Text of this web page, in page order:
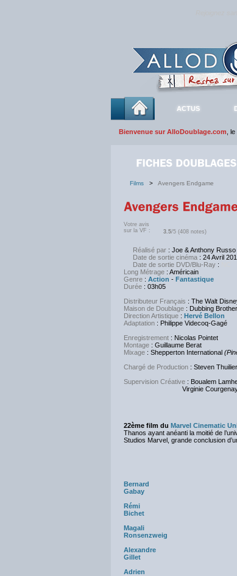
ACTUS
Bienvenue sur AlloDoublage.com ,
Films > Avengers Endgame
Votre avis
sur la VF :
3.5/5 (408 notes)
Réalisé par : Joe & Anthony Russo
Date de sortie cinéma : 24 Avril
Date de sortie DVD/Blu-Ray :
Long Métrage : Américain
Genre : Action - Fantastique
Durée : 03h05
Distributeur Français : The Walt
Maison de Doublage : Dubbing
Direction Artistique : Hervé Bellon
Adaptation : Philippe Videcoq-Gagé
Enregistrement : Nicolas Pointet
Montage : Guillaume Berat
Mixage : Shepperton International
Chargé de Production : Steven Thuilier
Supervision Créative : Boualem
Virginie
22ème film du Marvel Cinematic
Thanos ayant anéanti la moitié de
Studios Marvel, grande conclusion
Bernard
Gabay
Rémi
Bichet
Magali
Ronsenzweig
Alexandre
Gillet
Adrien